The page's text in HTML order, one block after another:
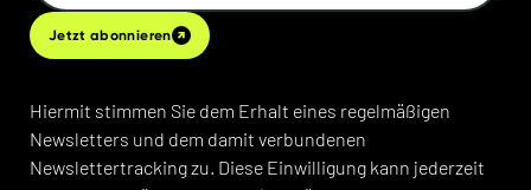
Jetzt abonnieren
Hiermit stimmen Sie dem Erhalt eines regelmäßigen
Newsletters und dem damit verbundenen
Newslettertracking zu. Diese Einwilligung kann jederzeit